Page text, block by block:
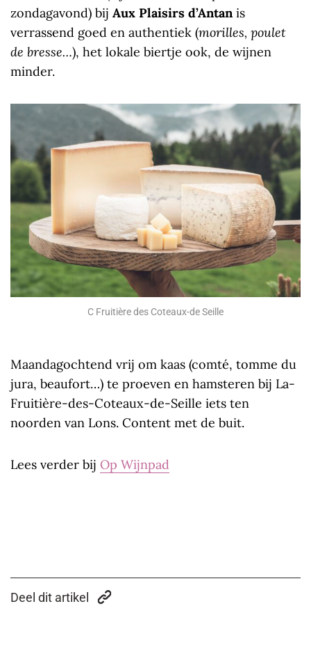
zondagavond) bij Aux Plaisirs d’Antanis
verrassend goed en authentiek (morilles, poulet
de bresse…), het lokale biertje ook, de wijnen
minder.
C Fruitière des Coteaux-de Seille
Maandagochtend vrij om kaas (comté, tomme du
jura, beaufort…) te proeven en hamsteren bij La-
Fruitière-des-Coteaux-de-Seille iets ten
noorden van Lons. Content met de buit.
Lees verder bij Op Wijnpad
Deel dit artikel